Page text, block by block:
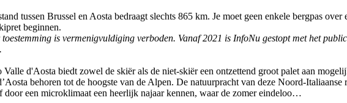
tussen Brussel en Aosta bedraagt slechts 865 km. Je moet geen enkele bergpas
beginnen.
is vermenigvuldiging verboden. Vanaf 2021 is InfoNu gestopt met het
d'Aosta biedt zowel de skiër als de niet-skiër een ontzettend groot palet aan
behoren tot de hoogste van de Alpen. De natuurpracht van deze Noord-
een microklimaat een heerlijk najaar kennen, waar de zomer eindeloo…